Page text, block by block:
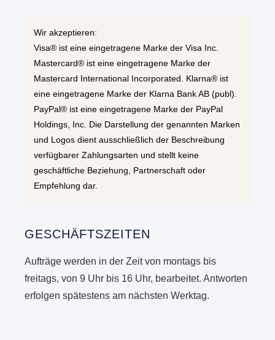
Wir akzeptieren:
Visa® ist eine eingetragene Marke der Visa Inc.
Mastercard® ist eine eingetragene Marke der
Mastercard International Incorporated. Klarna® ist
eine eingetragene Marke der Klarna Bank AB (publ).
PayPal® ist eine eingetragene Marke der PayPal
Holdings, Inc. Die Darstellung der genannten Marken
und Logos dient ausschließlich der Beschreibung
verfügbarer Zahlungsarten und stellt keine
geschäftliche Beziehung, Partnerschaft oder
Empfehlung dar.
GESCHÄFTSZEITEN
Aufträge werden in der Zeit von montags bis
freitags, von 9 Uhr bis 16 Uhr, bearbeitet. Antworten
erfolgen spätestens am nächsten Werktag.